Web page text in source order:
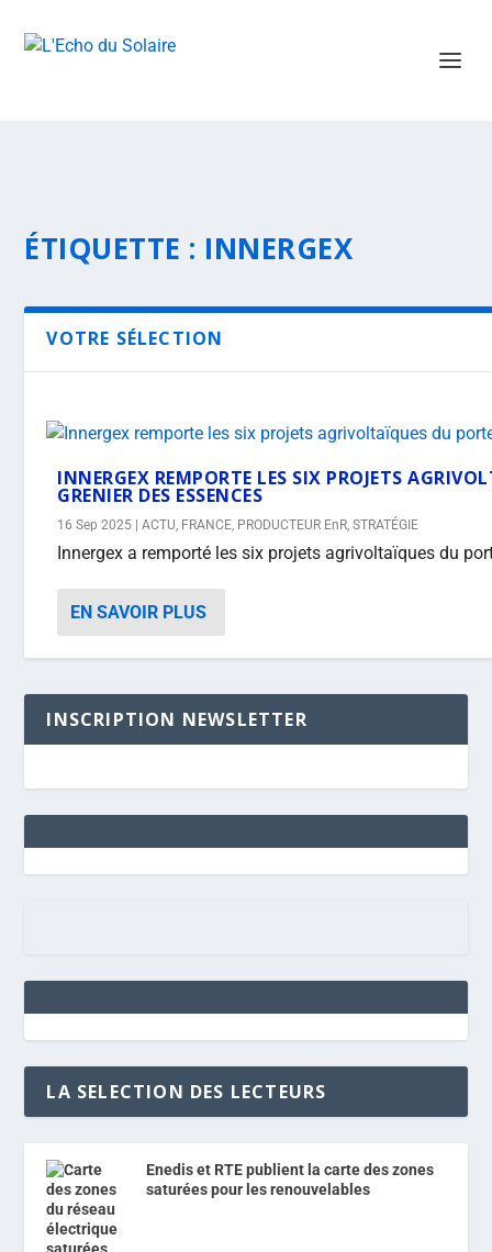
ÉTIQUETTE : INNERGEX
VOTRE SÉLECTION
INNERGEX REMPORTE LES SIX PROJETS
GRENIER DES ESSENCES
16 Sep 2025 |ACTU, FRANCE, PRODUCTEUR EnR,STRATÉGIE
Innergex a remporté les six projets agrivoltaïques du
EN SAVOIR PLUS
INSCRIPTION NEWSLETTER
LA SELECTION DES LECTEURS
Enedis et RTE publient la carte des zones
saturées pour les renouvelables